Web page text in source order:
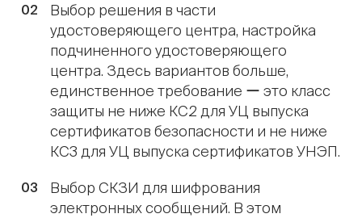
Выбор решения в части
удостоверяющего центра, настройка
подчиненного удостоверяющего
центра. Здесь вариантов больше,
единственное требование ー это класс
защиты не ниже КС2 для УЦ выпуска
сертификатов безопасности и не ниже
КС3 для УЦ выпуска сертификатов УНЭП.
Выбор СКЗИ для шифрования
электронных сообщений. В этом